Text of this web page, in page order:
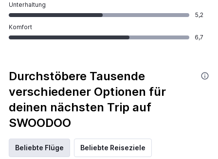
Unterhaltung
5,2
Komfort
6,7
Durchstöbere Tausende
verschiedener Optionen für
deinen nächsten Trip auf
SWOODOO
Beliebte Flüge Beliebte Reiseziele